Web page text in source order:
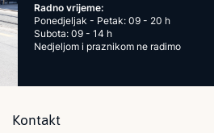
Radno vrijeme:
Ponedjeljak - Petak: 09 - 20 h
Subota: 09 - 14 h
Nedjeljom i praznikom ne radimo
Kontakt